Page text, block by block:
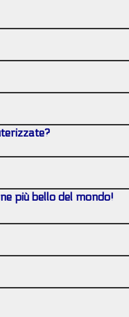
più bello del mondo!